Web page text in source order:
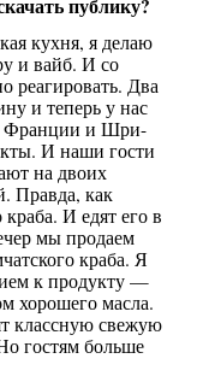
кухня, я делаю
и вайб. И со
реагировать. Два
и теперь у нас
Франции и Шри-
И наши гости
на двоих
Правда, как
краба. И едят его в
мы продаем
краба. Я
к продукту —
хорошего масла.
классную свежую
гостям больше